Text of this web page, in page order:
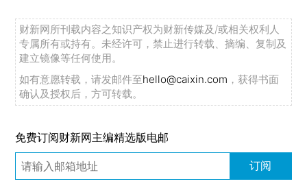
财新网所刊载内容之知识产权为财新传媒及/或相关权利人
专属所有或持有。未经许可，禁止进行转载、摘编、复制及
建立镜像等任何使用。
如有意愿转载，请发邮件至hello@caixin.com ，获得书面
确认及授权后，方可转载。
免费订阅财新网主编精选版电邮
订阅